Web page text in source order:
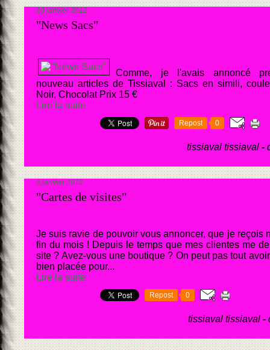
10 janvier 2012
"News Sacs"
Comme, je l'avais annoncé
nouveau articles de Tissiaval : Sacs en simili,
Noir, Chocolat Prix 15 €
Lire la suite
Repost 0
tissiaval tissiaval -
6 janvier 2012
"Cartes de visites"
Je suis ravie de pouvoir vous annoncer, que je reçois
fin du mois ! Depuis le temps que mes clientes me
site ? Avez-vous une boutique ? On peut pas tout
bien placée pour...
Lire la suite
Repost 0
tissiaval tissiaval -